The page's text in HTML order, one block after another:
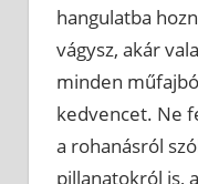
hangulatba
vágysz, akár
minden
kedvencet. Ne
a rohanásról
pillanatokról is,